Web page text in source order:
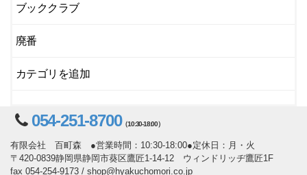
ブッククラブ
廃番
カテゴリを追加
054-251-8700（10:30-18:00）
有限会社 百町森 ●営業時間：10:30-18:00●定休日：月・火
〒420-0839静岡県静岡市葵区鷹匠1-14-12 ウィンドリッヂ鷹匠1F
fax 054-254-9173 / shop@hyakuchomori.co.jp